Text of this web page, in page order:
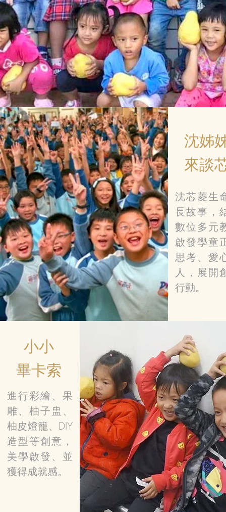
沈姊
來談
沈芯菱生
長故事，
數位多元
啟發學童
思考、愛
人，展開
行動。
小小
畢卡索
進行彩繪、果
雕、柚子盅、
柚皮燈籠、DIY
造型等創意，
美學啟發、並
獲得成就感。